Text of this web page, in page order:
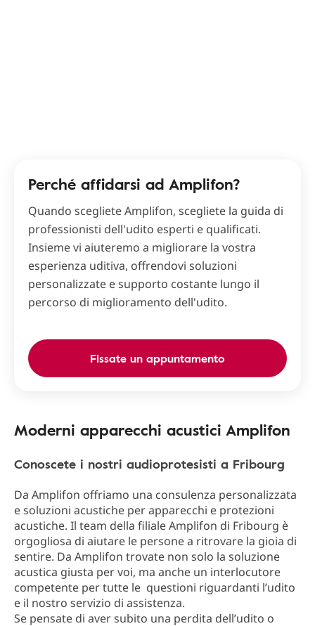
Perché affidarsi ad Amplifon?
Quando scegliete Amplifon, scegliete la guida di
professionisti dell'udito esperti e qualificati.
Insieme vi aiuteremo a migliorare la vostra
esperienza uditiva, offrendovi soluzioni
personalizzate e supporto costante lungo il
percorso di miglioramento dell'udito.
Fissate un appuntamento
Moderni apparecchi acustici Amplifon
Conoscete i nostri audioprotesisti a Fribourg
Da Amplifon offriamo una consulenza personalizzata
e soluzioni acustiche per apparecchi e protezioni
acustiche. Il team della filiale Amplifon di Fribourg è
orgogliosa di aiutare le persone a ritrovare la gioia di
sentire. Da Amplifon trovate non solo la soluzione
acustica giusta per voi, ma anche un interlocutore
competente per tutte le questioni riguardanti l’udito
e il nostro servizio di assistenza.
Se pensate di aver subito una perdita dell’udito o